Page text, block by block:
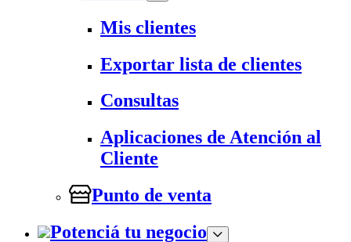
Mis clientes
Exportar lista de clientes
Consultas
Aplicaciones de Atención al
Cliente
Punto de venta
Potenciá tu negocio